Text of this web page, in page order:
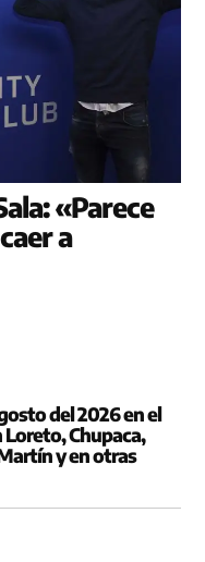
«Parece
a
del 2026 en el
Loreto, Chupaca,
y en otras